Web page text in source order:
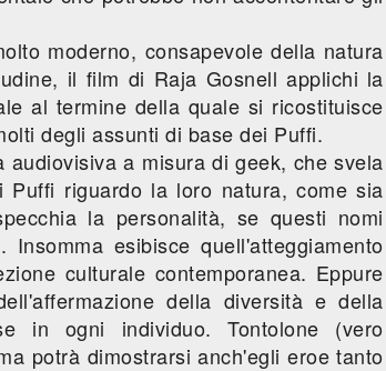
moderno, consapevole della natura
il film di Raja Gosnell applichi la
al termine della quale si ricostituisce
degli assunti di base dei Puffi.
a misura di geek, che svela
Puffi riguardo la loro natura, come sia
la personalità, se questi nomi
esibisce quell'atteggiamento
culturale contemporanea. Eppure
della diversità e della
in ogni individuo. Tontolone (vero
potrà dimostrarsi anch'egli eroe tanto